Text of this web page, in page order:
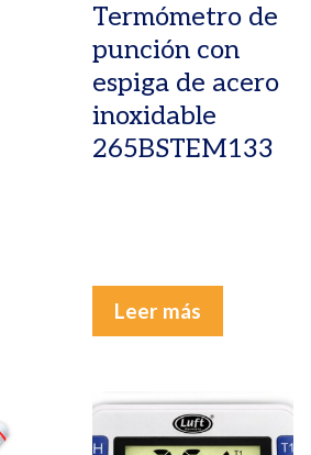
Termómetro de
punción con
espiga de acero
inoxidable
265BSTEM133
Leer más